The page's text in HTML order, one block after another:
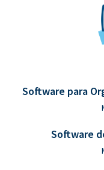
Software para
Software